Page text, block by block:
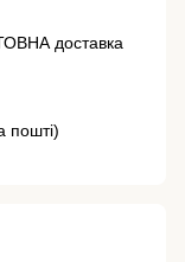
доставка
пошті)